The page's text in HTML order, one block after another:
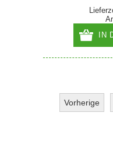
IN
Vorherige